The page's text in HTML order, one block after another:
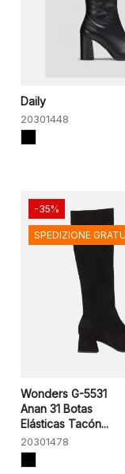
Daily
20301448
Wonders G-5531
Anan 31 Botas
Elásticas Tacón...
20301478
-35%
SPEDIZIONE